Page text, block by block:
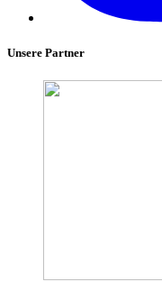
Unsere Partner